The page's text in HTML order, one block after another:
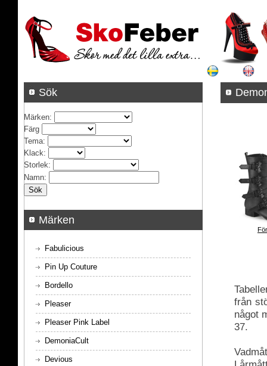
från
något
37.
Sök
Märken:
Färg
Tema:
Klack:
Storlek:
Namn:
Märken
Fabulicious
Pin Up Couture
Bordello
Pleaser
Pleaser Pink Label
DemoniaCult
Devious